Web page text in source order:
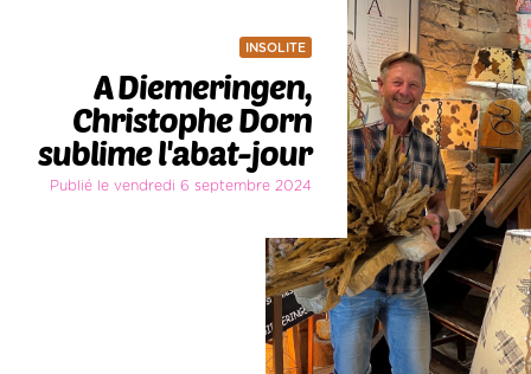
INSOLITE
A Diemeringen,
Christophe Dorn
sublime l'abat-jour
Publié le vendredi 6 septembre 2024